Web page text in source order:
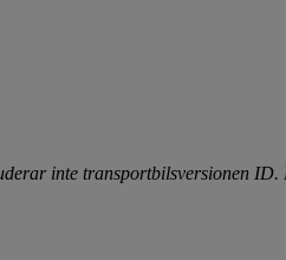
inte transportbilsversionen